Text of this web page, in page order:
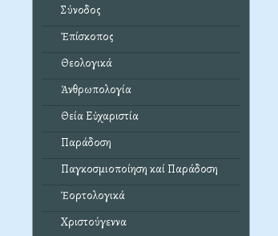
Σύνοδος
Ἐπίσκοπος
Θεολογικά
Ἀνθρωπολογία
Θεία Εὐχαριστία
Παράδοση
Παγκοσμιοποίηση καί Παράδοση
Ἑορτολογικά
Χριστούγεννα